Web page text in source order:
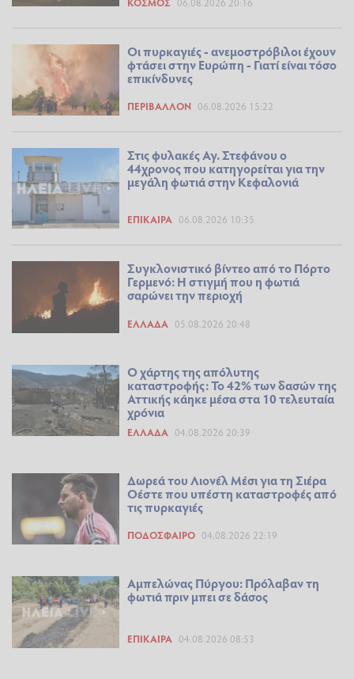
Οι πυρκαγιές - ανεμοστρόβιλοι έχουν
φτάσει στην Ευρώπη - Γιατί είναι τόσο
επικίνδυνες
ΠΕΡΙΒΆΛΛΟΝ 06.08.2026 15:22
Στις φυλακές Αγ. Στεφάνου ο
44χρονος που κατηγορείται για την
μεγάλη φωτιά στην Κεφαλονιά
ΕΠΊΚΑΙΡΑ 06.08.2026 10:35
Συγκλονιστικό βίντεο από το Πόρτο
Γερμενό: Η στιγμή που η φωτιά
σαρώνει την περιοχή
ΕΛΛΆΔΑ 05.08.2026 20:48
Ο χάρτης της απόλυτης
καταστροφής: Το 42% των δασών της
Αττικής κάηκε μέσα στα 10 τελευταία
χρόνια
ΕΛΛΆΔΑ 04.08.2026 20:39
Δωρεά του Λιονέλ Μέσι για τη Σιέρα
Οέστε που υπέστη καταστροφές από
τις πυρκαγιές
ΠΟΔΌΣΦΑΙΡΟ 04.08.2026 22:19
Αμπελώνας Πύργου: Πρόλαβαν τη
φωτιά πριν μπει σε δάσος
ΕΠΊΚΑΙΡΑ 04.08.2026 08:53